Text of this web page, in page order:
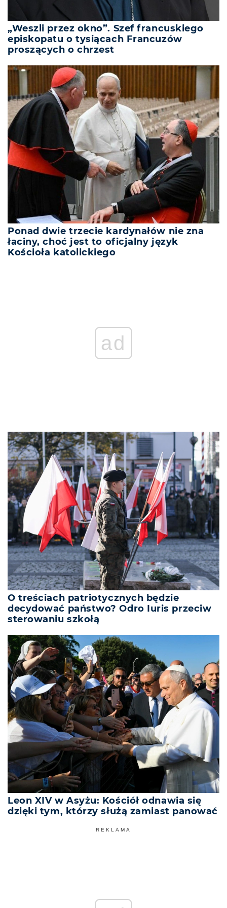
„Weszli przez okno”. Szef francuskiego
episkopatu o tysiącach Francuzów
proszących o chrzest
Ponad dwie trzecie kardynałów nie zna
łaciny, choć jest to oficjalny język
Kościoła katolickiego
ad
O treściach patriotycznych będzie
decydować państwo? Odro Iuris przeciw
sterowaniu szkołą
Leon XIV w Asyżu: Kościół odnawia się
dzięki tym, którzy służą zamiast panować
REKLAMA